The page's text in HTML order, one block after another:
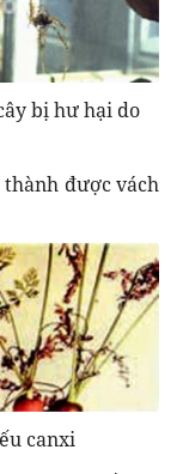
bị hư hại do
được vách
canxi